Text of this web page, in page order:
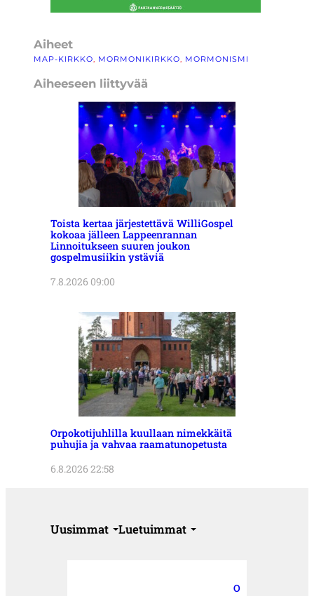
Aiheet
MAP-KIRKKO, MORMONIKIRKKO, MORMONISMI
Aiheeseen liittyvää
Toista kertaa järjestettävä WilliGospel
kokoaa jälleen Lappeenrannan
Linnoitukseen suuren joukon
gospelmusiikin ystäviä
7.8.2026 09:00
Orpokotijuhlilla kuullaan nimekkäitä
puhujia ja vahvaa raamatunopetusta
6.8.2026 22:58
Uusimmat Luetuimmat
O